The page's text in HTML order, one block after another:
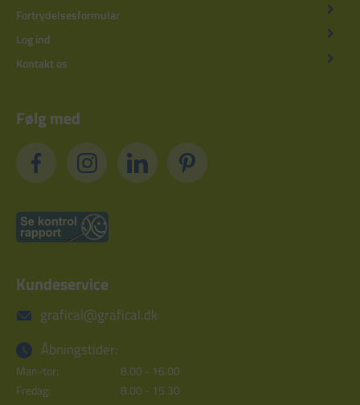
Fortrydelsesformular
Log ind
Kontakt os
Følg med
Kundeservice
grafical@grafical.dk
Åbningstider:
Man-tor:
8.00 - 16.00
Fredag:
8.00 - 15.30